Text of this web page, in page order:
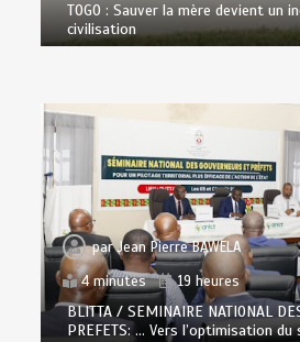
TOGO : Sauver la mère devient un
civilisation
parJean Pierre BAWELA
4 minutes
19 heures
BLITTA / SEMINAIRE NATIONAL
PREFETS: … Vers l’optimisation du